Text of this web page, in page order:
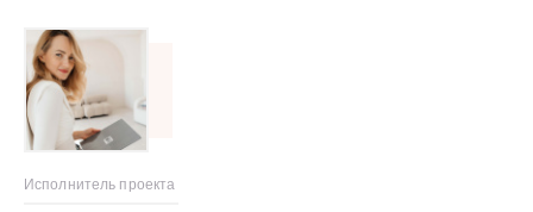
Исполнитель проекта